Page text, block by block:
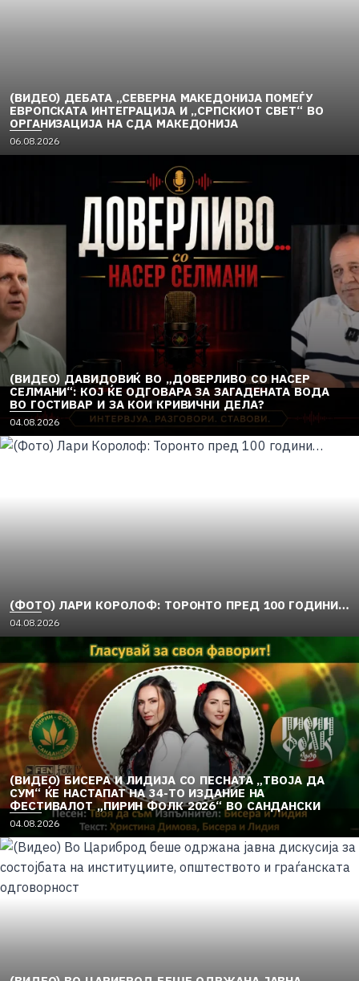
(ВИДЕО) ДЕБАТА „СЕВЕРНА МАКЕДОНИЈА ПОМЕЃУ
ЕВРОПСКАТА ИНТЕГРАЦИЈА И „СРПСКИОТ СВЕТ“ ВО
ОРГАНИЗАЦИЈА НА СДА МАКЕДОНИЈА
P
o
o
n
06.08.2026
(ВИДЕО) ДАВИДОВИЌ ВО „ДОВЕРЛИВО СО НАСЕР
СЕЛМАНИ“: КОЈ ЌЕ ОДГОВАРА ЗА ЗАГАДЕНАТА ВОДА
ВО ГОСТИВАР И ЗА КОИ КРИВИЧНИ ДЕЛА?
P
o
s
04.08.2026
(ФОТО) ЛАРИ КОРОЛОФ: ТОРОНТО ПРЕД 100 ГОДИНИ…
P
o
t
e
d
o
n
04.08.2026
(ВИДЕО) БИСЕРА И ЛИДИЈА СО ПЕСНАТА „ТВОЈА ДА
СУМ“ ЌЕ НАСТАПАТ НА 34-ТО ИЗДАНИЕ НА
ФЕСТИВАЛОТ „ПИРИН ФОЛК 2026“ ВО САНДАНСКИ
P
o
s
t
e
04.08.2026